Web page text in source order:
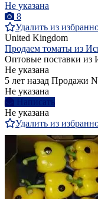
Не указана
8
Удалить из
United Kingdom
Продаем томаты из
Оптовые поставки из
Не указана
5 лет назад Продажи
Не указана
Написать
Не указана
Удалить из